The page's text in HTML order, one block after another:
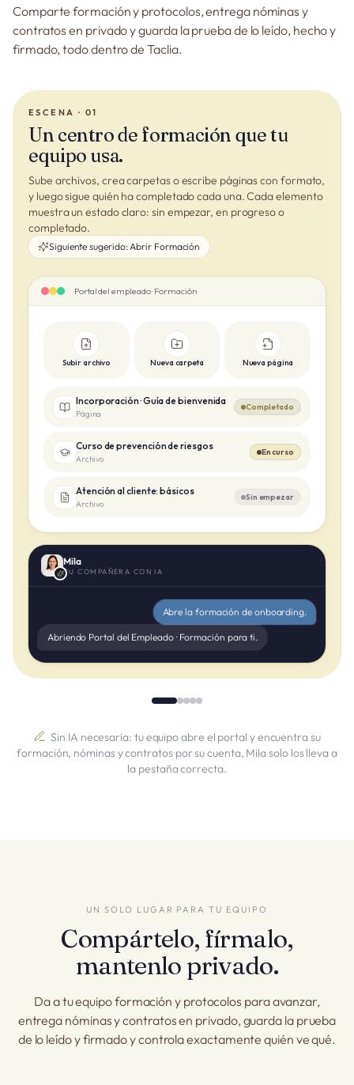
Comparte formación y protocolos, entrega nóminas y
contratos en privado y guarda la prueba de lo leído, hecho y
firmado, todo dentro de Taclia.
ESCENA · 01
Un centro de formación que tu
equipo usa.
Sube archivos, crea carpetas o escribe páginas con formato,
y luego sigue quién ha completado cada una. Cada elemento
muestra un estado claro: sin empezar, en progreso o
completado.
Siguiente sugerido:Abrir Formación
Portal del empleado · Formación
Subir archivo Nueva carpeta Nueva página
Incorporación · Guía de bienvenida
Página
Completado
Curso de prevención de riesgos
Archivo
En curso
Atención al cliente: básicos
Archivo
Sin empezar
Mila
TU COMPAÑERA CON IA
Abre la formación de onboarding.
Abriendo Portal del Empleado · Formación para ti.
Sin IA necesaria: tu equipo abre el portal y encuentra su
formación, nóminas y contratos por su cuenta, Mila solo los lleva a
la pestaña correcta.
UN SOLO LUGAR PARA TU EQUIPO
Compártelo, fírmalo,
mantenlo privado.
Da a tu equipo formación y protocolos para avanzar,
entrega nóminas y contratos en privado, guarda la prueba
de lo leído y firmado y controla exactamente quién ve qué.